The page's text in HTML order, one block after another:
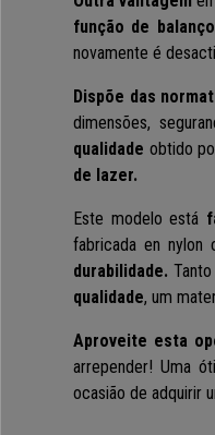
função de balanço
novamente é
Dispõe das
dimensões,
qualidade obtido
de lazer.
Este modelo está
fabricada en nylon
durabilidade.
qualidade, um
Aproveite esta
arrepender!Uma
ocasião de adquirir